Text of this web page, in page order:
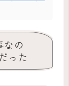
なの
った